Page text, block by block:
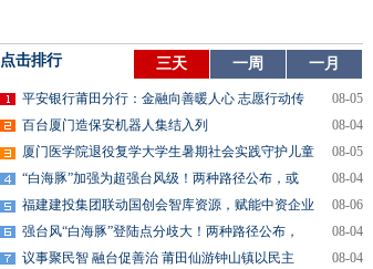
点击排行 三天 一周 一月
平安银行莆田分行：金融向善暖人心 志愿行动传
08-05
百台厦门造保安机器人集结入列
08-04
厦门医学院退役复学大学生暑期社会实践守护儿童
08-05
“白海豚”加强为超强台风级！两种路径公布，或
08-04
福建建投集团联动国创会智库资源，赋能中资企业
08-06
强台风“白海豚”登陆点分歧大！两种路径公布，
08-04
议事聚民智 融台促善治 莆田仙游钟山镇以民主
08-04